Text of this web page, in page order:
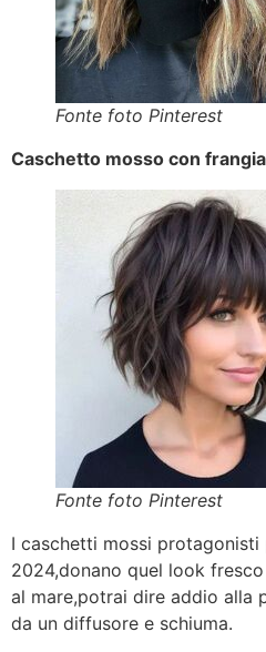
Fonte foto Pinterest
Caschetto mosso con
Fonte foto Pinterest
I caschetti mossi
2024,donano quel look
al mare,potrai dire addio alla
da un diffusore e schiuma.